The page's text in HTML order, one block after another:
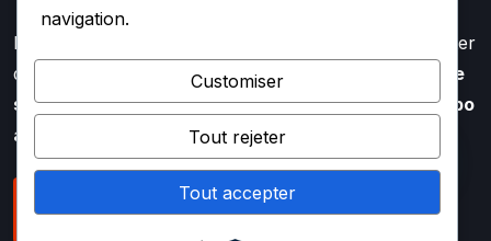
Faire appel à l’expertise de TURBO SOUF, c’est profiter
d’un savoir faire aiguisé depuis plus de
20 ans dans le
secteur de la rénovation et de la réparation de turbo
auto
NOUS CONTACTER
navigation.
Customiser
Tout rejeter
Tout accepter